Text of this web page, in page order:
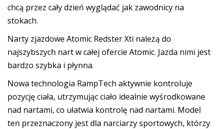
chcą przez cały dzień wyglądać jak zawodnicy na
stokach.
Narty zjazdowe Atomic Redster Xti należą do
najszybszych nart w całej ofercie Atomic. Jazda nimi jest
bardzo szybka i płynna.
Nowa technologia RampTech aktywnie kontroluje
pozycję ciała, utrzymując ciało idealnie wyśrodkowane
nad nartami, co ułatwia kontrolę nad nartami. Model
ten przeznaczony jest dla narciarzy sportowych, którzy